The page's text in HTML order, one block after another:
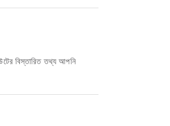
বিস্তারিত তথ্য আপনি